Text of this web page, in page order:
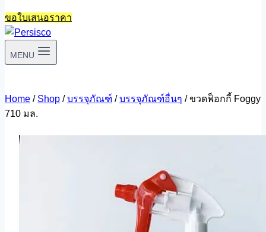
ขอใบเสนอราคา
MENU
Home / Shop / บรรจุภัณฑ์ / บรรจุภัณฑ์อื่นๆ / ขวดฟ็อกกี้ Foggy
710 มล.